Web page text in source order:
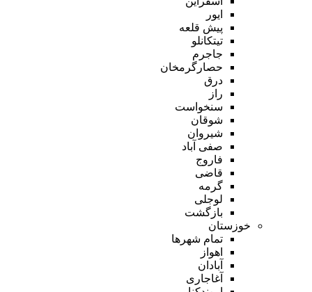
ایور
پیش قلعه
تیتکانلو
جاجرم
حصارگرمخان
درق
راز
سنخواست
شوقان
شیروان
صفی آباد
فاروج
قاضی
گرمه
لوجلی
بازگشت
خوزستان
تمام شهر‌ها
اهواز
آبادان
آغاجاری